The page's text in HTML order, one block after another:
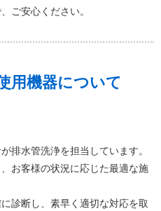
ご安心ください。
用機器について
排水管洗浄を担当しています。
お客様の状況に応じた最適な施
診断し、素早く適切な対応を取